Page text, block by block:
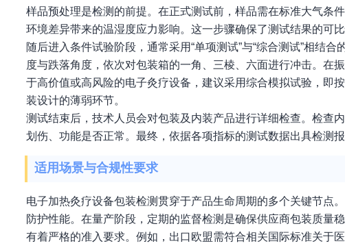
样品预处理是检测的前提。在正式测试前，样品需在标准大气
环境差异带来的温湿度应力影响。这一步骤确保了测试结果的可比
随后进入条件试验阶段，通常采用“单项测试”与“综合测试”相结
度与跌落角度，依次对包装箱的一角、三棱、六面进行冲击。在
于高价值或高风险的电子灸疗设备，建议采用综合模拟试验，即
装设计的薄弱环节。
测试结束后，技术人员会对包装及内装产品进行详细检查。检查
划伤、功能是否正常。最终，依据各项指标的测试数据出具检测
适用场景与合规性要求
电子加热灸疗设备包装检测贯穿于产品生命周期的多个关键节点
防护性能。在量产阶段，定期的监督检测是确保供应商包装质量
有着严格的准入要求。例如，出口欧盟需符合相关国际标准关于